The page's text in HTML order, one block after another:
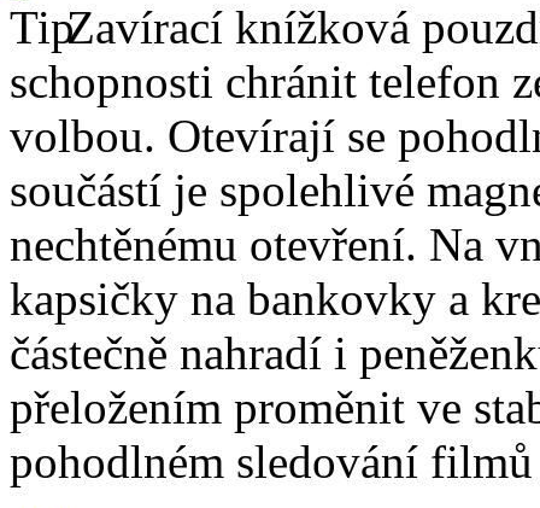
Zavírací knížková
schopnosti chránit telefon
volbou. Otevírají se
součástí je spolehlivé
nechtěnému otevření. Na
kapsičky na bankovky a
částečně nahradí i
přeložením proměnit ve
pohodlném sledování